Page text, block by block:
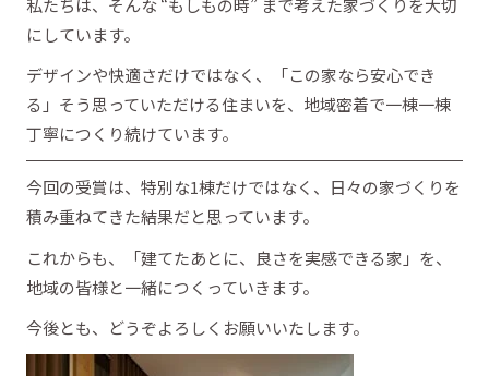
私たちは、そんな “もしもの時” まで考えた家づくりを大切
にしています。
デザインや快適さだけではなく、「この家なら安心でき
る」そう思っていただける住まいを、地域密着で一棟一棟
丁寧につくり続けています。
今回の受賞は、特別な1棟だけではなく、日々の家づくりを
積み重ねてきた結果だと思っています。
これからも、「建てたあとに、良さを実感できる家」を、
地域の皆様と一緒につくっていきます。
今後とも、どうぞよろしくお願いいたします。